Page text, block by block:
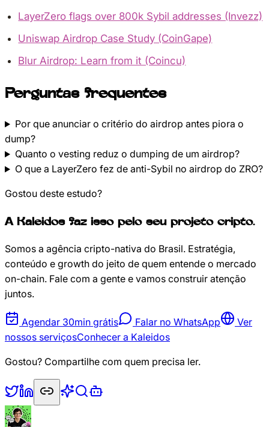
LayerZero flags over 800k Sybil addresses (Invezz)
Uniswap Airdrop Case Study (CoinGape)
Blur Airdrop: Learn from it (Coincu)
Perguntas frequentes
Por que anunciar o critério do airdrop antes piora o
dump?
Quanto o vesting reduz o dumping de um airdrop?
O que a LayerZero fez de anti-Sybil no airdrop do ZRO?
Gostou deste estudo?
A Kaleidos faz isso pelo seu projeto cripto.
Somos a agência cripto-nativa do Brasil. Estratégia,
conteúdo e growth do jeito de quem entende o mercado
on-chain. Fale com a gente e vamos construir atenção
juntos.
Agendar 30min grátis Falar no WhatsApp
Ver
nossos serviçosConhecer a Kaleidos
Gostou? Compartilhe com quem precisa ler.